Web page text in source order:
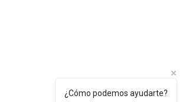
¿Cómo podemos ayudarte?